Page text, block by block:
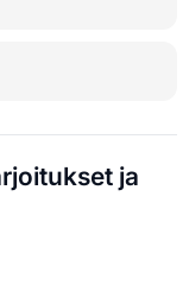
ja